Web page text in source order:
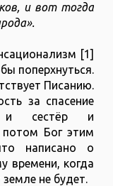
и вот тогда
[1]
поперхнуться.
Писанию.
за спасение
и сестёр и
потом Бог этим
написано о
времени, когда
не будет.